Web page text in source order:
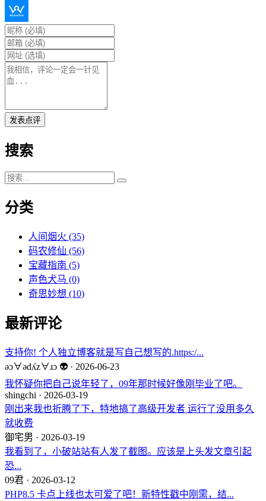
发表点评
搜索
分类
人间烟火 (35)
码农修仙 (56)
宝藏指南 (5)
声色犬马 (0)
奇思妙想 (10)
最新评论
支持你! 个人独立博客就是写自己想写的.https:/...
ǝɔ∀ǝdʎz∀ɹɔ 👽 · 2026-06-23
我怀疑你把自己说年轻了，09年那时候好像刚毕业了吧。
shingchi · 2026-03-19
刚出来我也折腾了下，特地搞了高级开发者 运行了没用多久
就收费
御宅男 · 2026-03-19
我看到了，小破站站有人发了截图。应该是上头发文章引起
恐...
09君 · 2026-03-12
PHP8.5 卡点上线也太可爱了吧！新特性戳中刚需，结...